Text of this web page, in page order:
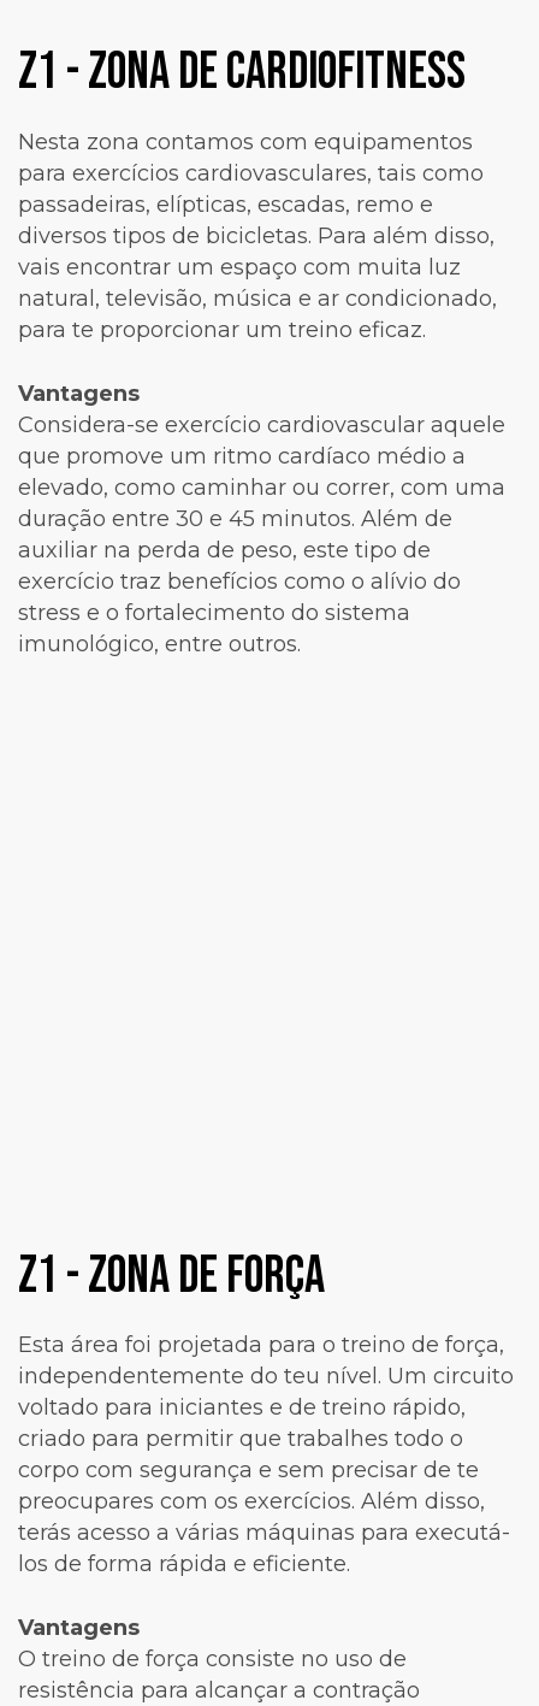
z1 - Zona De Cardiofitness
Nesta zona contamos com equipamentos
para exercícios cardiovasculares, tais como
passadeiras, elípticas, escadas, remo e
diversos tipos de bicicletas. Para além disso,
vais encontrar um espaço com muita luz
natural, televisão, música e ar condicionado,
para te proporcionar um treino eficaz.
Vantagens
Considera-se exercício cardiovascular aquele
que promove um ritmo cardíaco médio a
elevado, como caminhar ou correr, com uma
duração entre 30 e 45 minutos. Além de
auxiliar na perda de peso, este tipo de
exercício traz benefícios como o alívio do
stress e o fortalecimento do sistema
imunológico, entre outros.
z1 - Zona de Força
Esta área foi projetada para o treino de força,
independentemente do teu nível. Um circuito
voltado para iniciantes e de treino rápido,
criado para permitir que trabalhes todo o
corpo com segurança e sem precisar de te
preocupares com os exercícios. Além disso,
terás acesso a várias máquinas para executá-
los de forma rápida e eficiente.
Vantagens
O treino de força consiste no uso de
resistência para alcançar a contração